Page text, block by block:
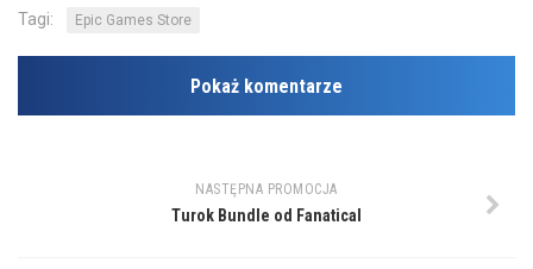
Tagi: Epic Games Store
Pokaż komentarze
NASTĘPNA PROMOCJA
Turok Bundle od Fanatical